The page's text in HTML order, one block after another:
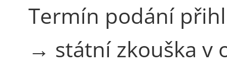
Termín podání
→ státní zkouška v